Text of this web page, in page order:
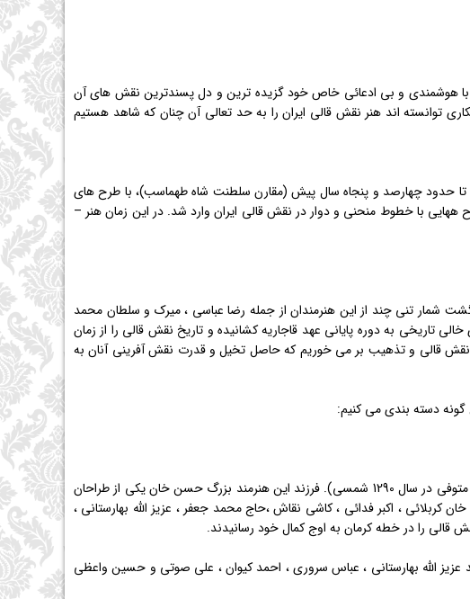
با هوشمندی و بی ادعائی خاص خود گزیده ترین و دل پسندترین نقش های آن
توانسته اند هنر نقش قالی ایران را به حد تعالی آن چنان كه شاهد هستیم
تا حدود چهارصد و پنجاه سال پیش (مقارن سلطنت شاه طهماسب)، با طرح های
با خطوط منحنی و دوار در نقش قالی ایران وارد شد. در این زمان هنر –
شمار تنی چند از این هنرمندان از جمله رضا عباسی ، میرک و سلطان محمد
تاریخی به دوره پایانی عهد قاجاریه كشانیده و تاریخ نقش قالی را از زمان
نقش قالی و تذهیب بر می خوریم كه حاصل تخیل و قدرت نقش آفرینی آنان به
گونه دسته بندی می كنیم:
سر سلسله نقاشان بزرگ ایران محسن خان نقاش معروف كرمانی است (متولدی سال 1211 شمسی و متوفی در سال 1290 شمسی). فرزند این هنرمند بزرگ حسن خان یكی از طراحان
، اكبر فدائی ، كاشی نقاش ،حاج محمد جعفر ، عزیز الله بهارستانی ،
قالی را در خطه كرمان به اوج كمال خود رسانیدند.
الله بهارستانی ، عباس سروری ، احمد كیوان ، علی صوتی و حسین واعظی